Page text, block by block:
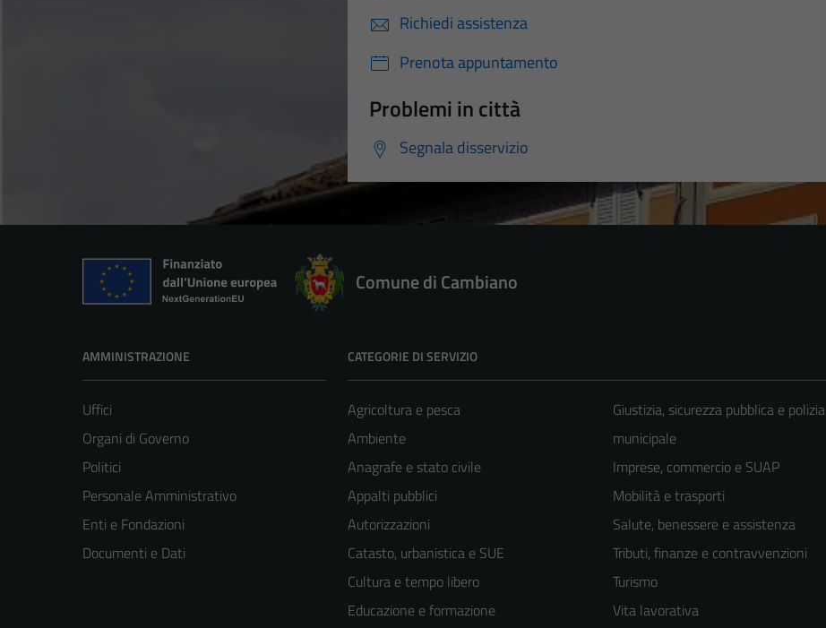
Richiedi assistenza
Prenota appuntamento
Problemi in città
Segnala disservizio
Comune di Cambiano
AMMINISTRAZIONE
Uffici
Organi di Governo
Politici
Personale Amministrativo
Enti e Fondazioni
Documenti e Dati
CATEGORIE DI SERVIZIO
Agricoltura e pesca
Ambiente
Anagrafe e stato civile
Appalti pubblici
Autorizzazioni
Catasto, urbanistica e SUE
Cultura e tempo libero
Educazione e formazione
Giustizia, sicurezza pubblica e polizia
municipale
Imprese, commercio e SUAP
Mobilità e trasporti
Salute, benessere e assistenza
Tributi, finanze e contravvenzioni
Turismo
Vita lavorativa